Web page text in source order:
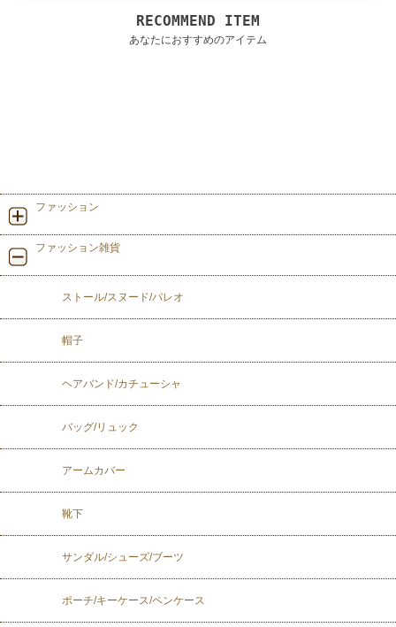
RECOMMEND ITEM
あなたにおすすめのアイテム
ファッション
ファッション雑貨
ストール/スヌード/パレオ
帽子
ヘアバンド/カチューシャ
バッグ/リュック
アームカバー
靴下
サンダル/シューズ/ブーツ
ポーチ/キーケース/ペンケース